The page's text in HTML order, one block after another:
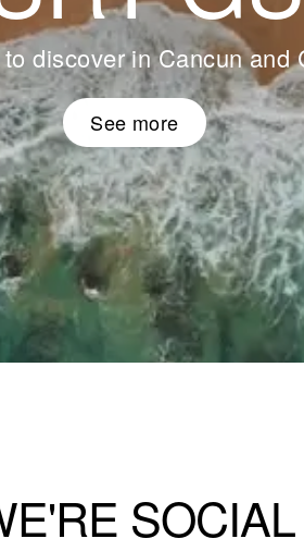
discover in Cancun and
See more
SOCIAL